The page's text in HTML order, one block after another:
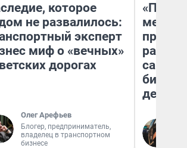
которое
не развалилось:
эксперт
миф о «вечных»
дорогах
Олег Арефьев
Блогер, предприниматель,
владелец в транспортном
бизнесе
самом